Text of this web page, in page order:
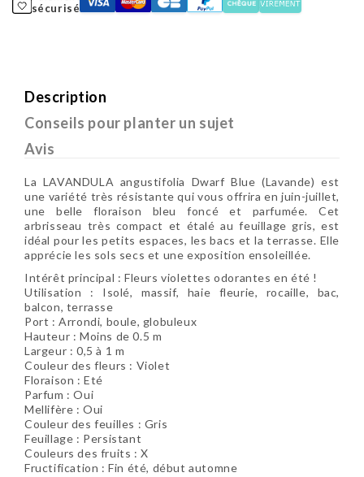
sécurisé
Description
Conseils pour planter un sujet
Avis
La LAVANDULA angustifolia Dwarf Blue (Lavande) est
une variété très résistante qui vous offrira en juin-juillet,
une belle floraison bleu foncé et parfumée. Cet
arbrisseau très compact et étalé au feuillage gris, est
idéal pour les petits espaces, les bacs et la terrasse. Elle
apprécie les sols secs et une exposition ensoleillée.
Intérêt principal : Fleurs violettes odorantes en été !
Utilisation : Isolé, massif, haie fleurie, rocaille, bac,
balcon, terrasse
Port : Arrondi, boule, globuleux
Hauteur : Moins de 0.5 m
Largeur : 0,5 à 1 m
Couleur des fleurs : Violet
Floraison : Eté
Parfum : Oui
Mellifère : Oui
Couleur des feuilles : Gris
Feuillage : Persistant
Couleurs des fruits : X
Fructification : Fin été, début automne